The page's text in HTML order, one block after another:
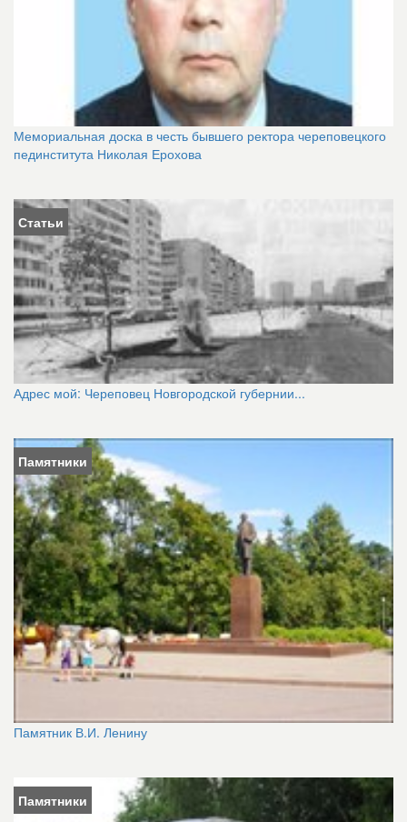
Мемориальная доска в честь бывшего ректора череповецкого
пединститута Николая Ерохова
Статьи
Адрес мой: Череповец Новгородской губернии...
Памятники
Памятник В.И. Ленину
Памятники